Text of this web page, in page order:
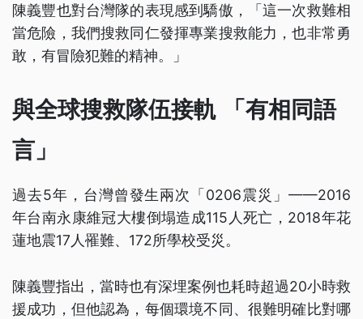
陳義豐也對台灣隊的表現感到驕傲，「這一次救難相
當危險，我們搜救同仁發揮專業搜救能力，也非常勇
敢，有冒險犯難的精神。」
與全球搜救隊伍接軌 「有相同語
言」
過去5年，台灣曾發生兩次「0206震災」——2016
年台南永康維冠大樓倒塌造成115人死亡，2018年花
蓮地震17人罹難、172所學校受災。
陳義豐指出，當時也有深埋案例也耗時超過20小時救
援成功，但他認為，每個環境不同、很難明確比對哪